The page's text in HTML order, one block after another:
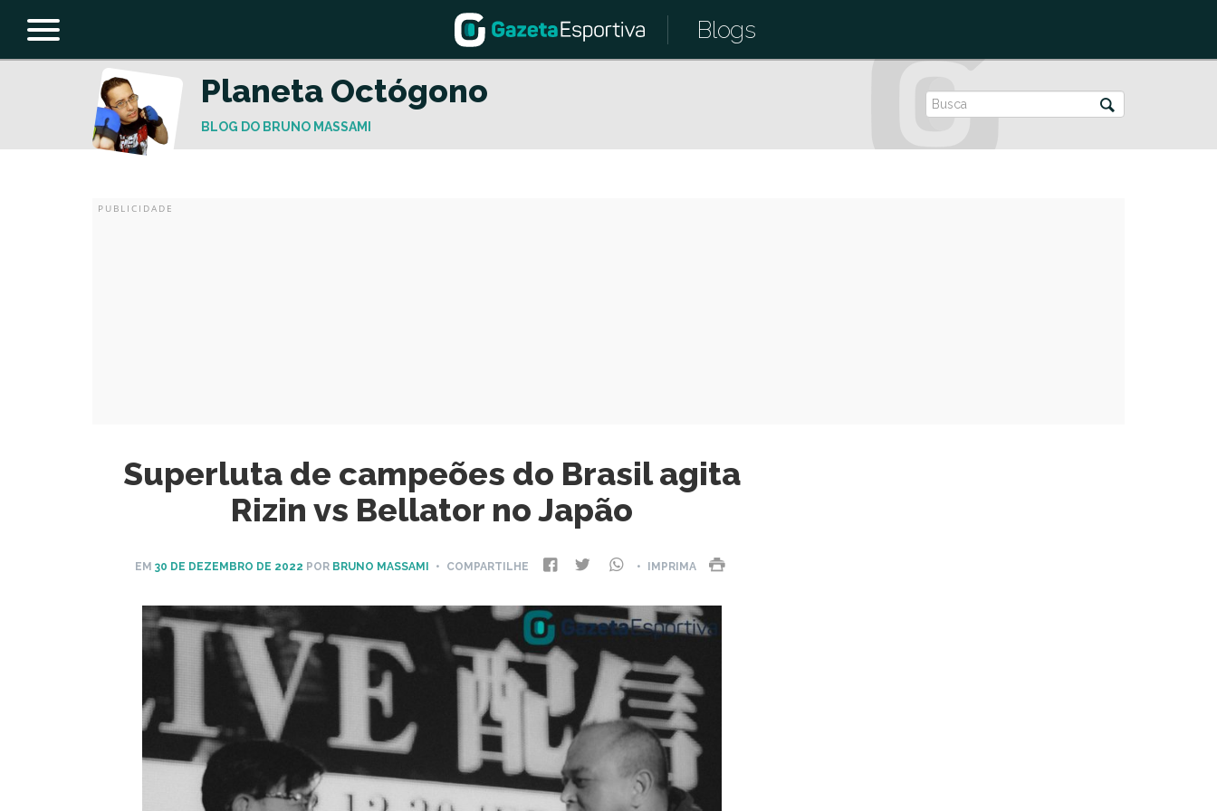
Blogs
Planeta Octógono
BLOG DO BRUNO MASSAMI
Superluta de campeões do Brasil agita
Rizin vs Bellator no Japão
EM30 DE DEZEMBRO DE 2022 POR BRUNO MASSAMI • COMPARTILHE • IMPRIMA